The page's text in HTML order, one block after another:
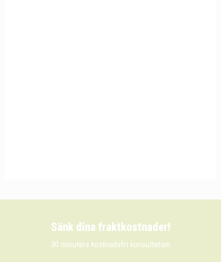
Sänk dina fraktkostnader!
30 minuters kostnadsfri konsultation